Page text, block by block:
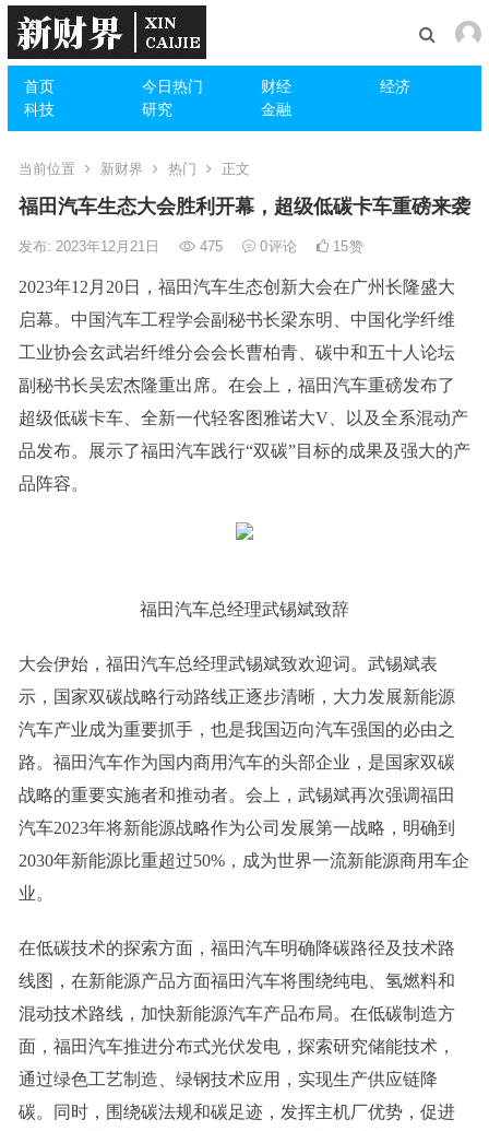
首页 今日热门 财经
经济
科技
研究 金融
当前位置 新财界 热门 正文
福田汽车生态大会胜利开幕，超级低碳卡车重磅来袭
发布: 2023年12月21日 475 0评论 15赞
2023年12月20日，福田汽车生态创新大会在广州长隆盛大
启幕。中国汽车工程学会副秘书长梁东明、中国化学纤维
工业协会玄武岩纤维分会会长曹柏青、碳中和五十人论坛
副秘书长吴宏杰隆重出席。在会上，福田汽车重磅发布了
超级低碳卡车、全新一代轻客图雅诺大V、以及全系混动产
品发布。展示了福田汽车践行“双碳”目标的成果及强大的产
品阵容。
福田汽车总经理武锡斌致辞
大会伊始，福田汽车总经理武锡斌致欢迎词。武锡斌表
示，国家双碳战略行动路线正逐步清晰，大力发展新能源
汽车产业成为重要抓手，也是我国迈向汽车强国的必由之
路。福田汽车作为国内商用汽车的头部企业，是国家双碳
战略的重要实施者和推动者。会上，武锡斌再次强调福田
汽车2023年将新能源战略作为公司发展第一战略，明确到
2030年新能源比重超过50%，成为世界一流新能源商用车企
业。
在低碳技术的探索方面，福田汽车明确降碳路径及技术路
线图，在新能源产品方面福田汽车将围绕纯电、氢燃料和
混动技术路线，加快新能源汽车产品布局。在低碳制造方
面，福田汽车推进分布式光伏发电，探索研究储能技术，
通过绿色工艺制造、绿钢技术应用，实现生产供应链降
碳。同时，围绕碳法规和碳足迹，发挥主机厂优势，促进